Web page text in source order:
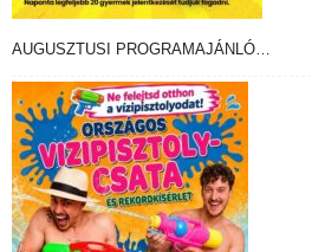
AUGUSZTUSI PROGRAMAJÁNLÓ…